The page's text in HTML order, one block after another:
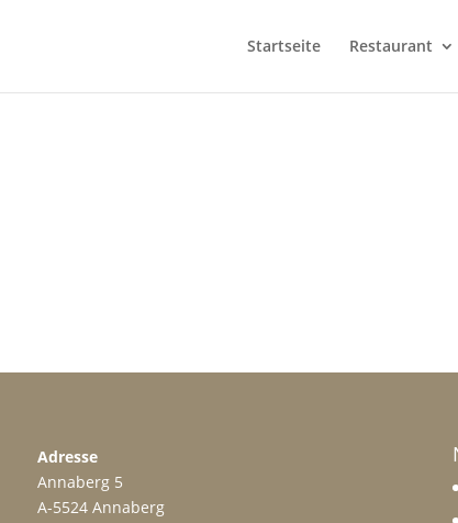
Startseite Restaurant
Adresse
Annaberg 5
A-5524 Annaberg